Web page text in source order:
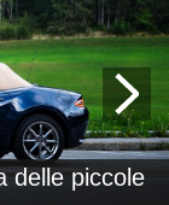
delle piccole